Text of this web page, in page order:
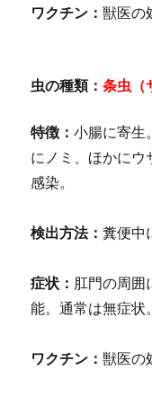
ワクチン：獣医の
虫の種類：条虫（
特徴：小腸に寄生
にノミ、ほかにウ
感染。
検出方法：糞便中
症状： 肛門の周囲
能。通常は無症状
ワクチン：獣医の